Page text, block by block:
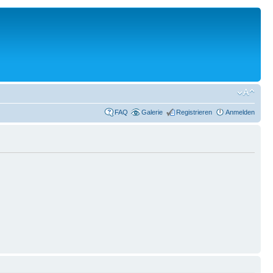
FAQ Galerie Registrieren Anmelden